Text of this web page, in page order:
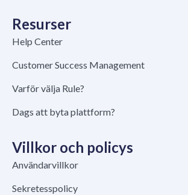
Resurser
Help Center
Customer Success Management
Varför välja Rule?
Dags att byta plattform?
Villkor och policys
Användarvillkor
Sekretesspolicy